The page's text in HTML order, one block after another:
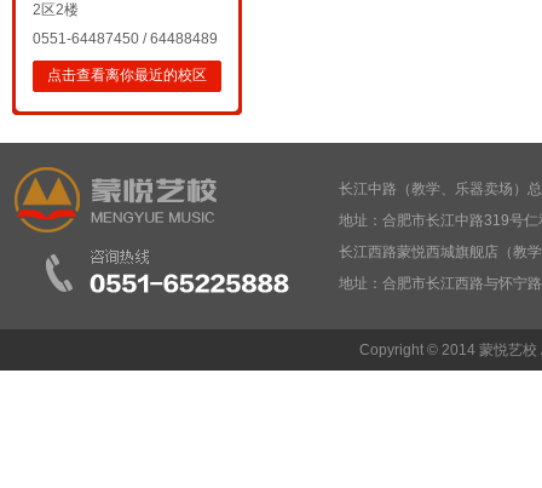
2区2楼
0551-64487450 / 64488489
点击查看离你最近的校区
长江中路（教学、乐器卖场
地址：合肥市长江中路319号
长江西路蒙悦西城旗舰店（教
地址：合肥市长江西路与怀宁
Copyright © 2014 蒙悦艺